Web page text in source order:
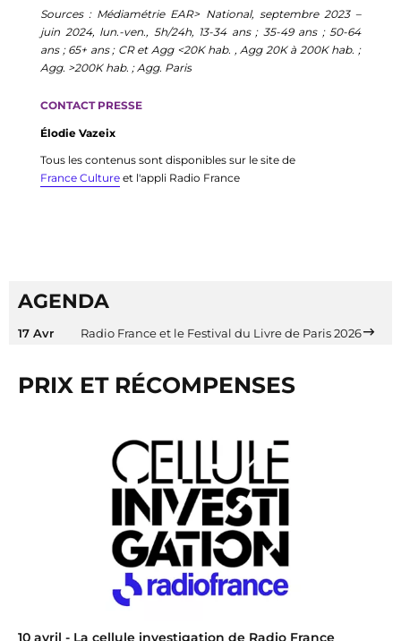
Sources : Médiamétrie EAR> National, septembre 2023 –
juin 2024, lun.-ven., 5h/24h, 13-34 ans ; 35-49 ans ; 50-64
ans ; 65+ ans ; CR et Agg <20K hab. , Agg
20K à 200K hab. ;
Agg. >200K hab. ; Agg. Paris
CONTACT PRESSE
Élodie Vazeix
Tous les contenus sont disponibles sur le site de
France Culture et l'appli Radio France
AGENDA
17 Avr Radio France et le Festival du Livre de Paris 2026
PRIX ET RÉCOMPENSES
10 avril - La cellule investigation de Radio France